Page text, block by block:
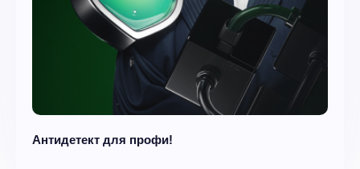
Антидетект для профи!